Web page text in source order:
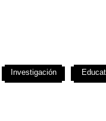
Investigación